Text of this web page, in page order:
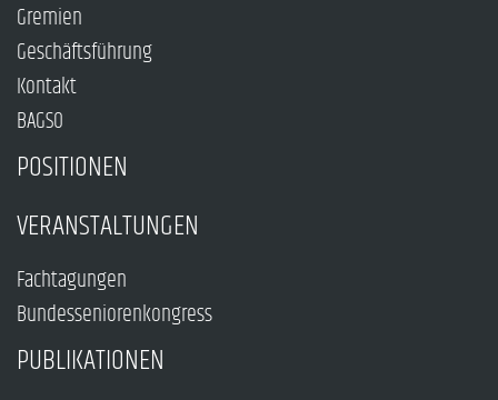
Gremien
Geschäftsführung
Kontakt
BAGSO
POSITIONEN
VERANSTALTUNGEN
Fachtagungen
Bundesseniorenkongress
PUBLIKATIONEN